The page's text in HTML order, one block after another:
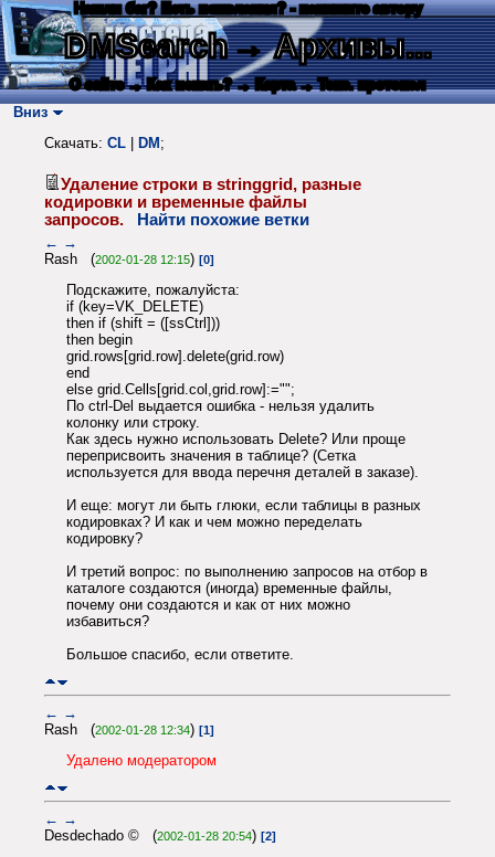
Нашли баг? Есть пожелания? - напишите автору
DMSearch→ Архивы...
О сайте → Как искать? → Карта → Текс. протокол
Вниз
Скачать: CL DM ;
Удаление строки в stringgrid, разные
кодировки и временные файлы
запросов.
Найти похожие ветки
← →
Rash (2002-01-28 12:15) [0]
Подскажите, пожалуйста:
if (key=VK_DELETE)
then if (shift = ([ssCtrl]))
then begin
grid.rows[grid.row].delete(grid.row)
end
else grid.Cells[grid.col,grid.row]:="";
По ctrl-Del выдается ошибка - нельзя удалить
колонку или строку.
Как здесь нужно использовать Delete? Или проще
переприсвоить значения в таблице? (Сетка
используется для ввода перечня деталей в заказе).
И еще: могут ли быть глюки, если таблицы в разных
кодировках? И как и чем можно переделать
кодировку?
И третий вопрос: по выполнению запросов на отбор в
каталоге создаются (иногда) временные файлы,
почему они создаются и как от них можно
избавиться?
Большое спасибо, если ответите.
← →
Rash (2002-01-28 12:34) [1]
Удалено модератором
← →
Desdechado © (2002-01-28 20:54) [2]